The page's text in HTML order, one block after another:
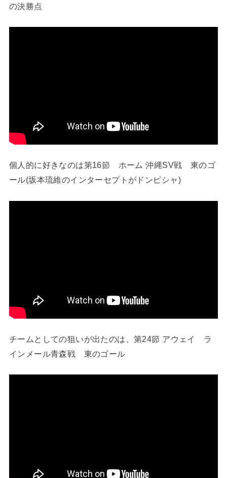
の決勝点
個人的に好きなのは第16節 ホーム 沖縄SV戦 東のゴ
ール(坂本琉維のインターセプトがドンピシャ)
チームとしての狙いが出たのは、第24節 アウェイ ラ
インメール青森戦 東のゴール